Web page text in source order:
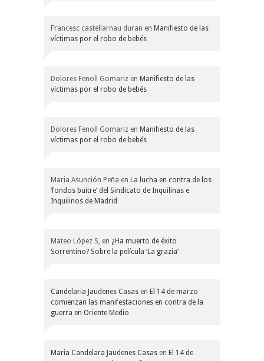
Francesc castellarnau duran en Manifiesto de las
víctimas por el robo de bebés
Dolores Fenoll Gomariz en Manifiesto de las
víctimas por el robo de bebés
Dolores Fenoll Gomariz en Manifiesto de las
víctimas por el robo de bebés
Maria Asunción Peña en La lucha en contra de los
‘fondos buitre’ del Sindicato de Inquilinas e
Inquilinos de Madrid
Mateo López S, en ¿Ha muerto de éxito
Sorrentino? Sobre la película ‘La grazia’
Candelaria Jaudenes Casas en El 14 de marzo
comienzan las manifestaciones en contra de la
guerra en Oriente Medio
Maria Candelara Jaudenes Casas en El 14 de